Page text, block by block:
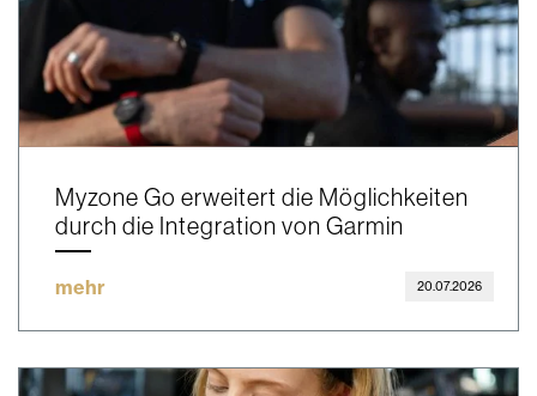
Myzone Go erweitert die Möglichkeiten
durch die Integration von Garmin
mehr 20.07.2026